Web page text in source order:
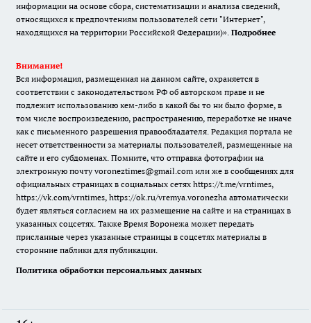
информации на основе сбора, систематизации и анализа сведений,
относящихся к предпочтениям пользователей сети "Интернет",
находящихся на территории Российской Федерации)». Подробнее
Внимание!
Вся информация, размещенная на данном сайте, охраняется в
соответствии с законодательством РФ об авторском праве и не
подлежит использованию кем-либо в какой бы то ни было форме, в
том числе воспроизведению, распространению, переработке не иначе
как с письменного разрешения правообладателя. Редакция портала не
несет ответственности за материалы пользователей, размещенные на
сайте и его субдоменах. Помните, что отправка фотографии на
электронную почту voroneztimes@gmail.com или же в сообщениях для
официальных страницах в социальных сетях https://t.me/vrntimes,
https://vk.com/vrntimes, https://ok.ru/vremya.voronezha автоматически
будет являться согласием на их размещение на сайте и на страницах в
указанных соцсетях. Также Время Воронежа может передать
присланные через указанные страницы в соцсетях материалы в
сторонние паблики для публикации.
Политика обработки персональных данных